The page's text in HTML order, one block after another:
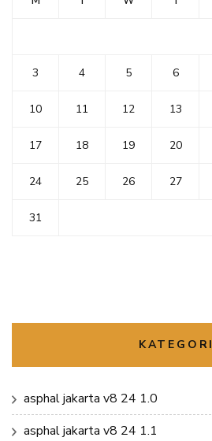
3 4 5 6
10 11 12 13
17 18 19 20
24 25 26 27
31
KATEGORI
asphal jakarta v8 24 1.0
asphal jakarta v8 24 1.1